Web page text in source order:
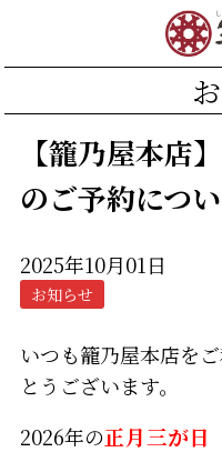
【籠乃屋本店
のご予約につ
2025年10月01日
お知らせ
いつも籠乃屋本店を
とうございます。
2026年の正月三が日